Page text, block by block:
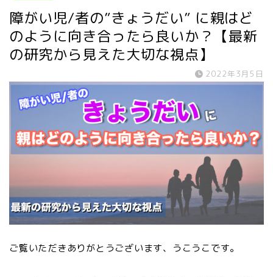
障がい児/者の”きょうだい” に親はど
のように向き合ったら良いか？【最新
の研究から見えた大切な視点】
2022年3月5日
ご覧いただきありがとうございます、うこうこです。